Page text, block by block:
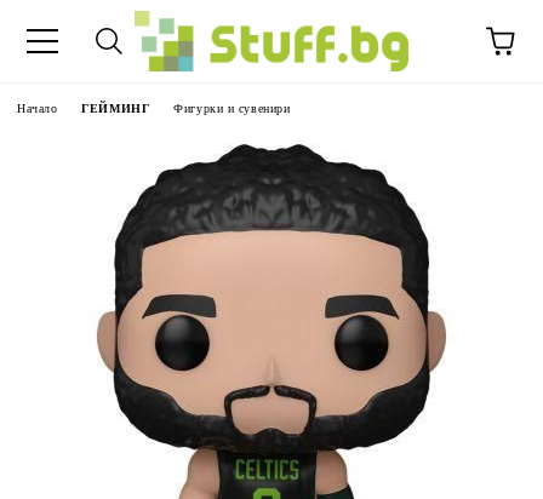
Начало ГЕЙМИНГ Фигурки и сувенири